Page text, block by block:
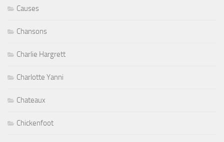
Causes
Chansons
Charlie Hargrett
Charlotte Yanni
Chateaux
Chickenfoot